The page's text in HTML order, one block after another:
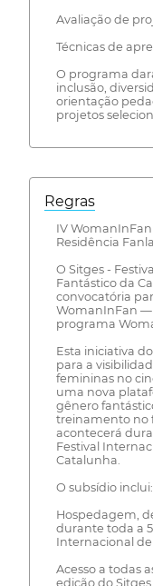
Avaliação de
Técnicas de
O programa
inclusão,
orientação
projetos
Regras
IV
Residência
O Sitges -
Fantástico da
convocatória
WomanInFan —
programa
Esta iniciativa
para a
femininas no
uma nova
gênero
treinamento no
acontecerá
Festival
Catalunha.
O subsídio inclui:
Hospedagem,
durante toda a
Internacional
Acesso a todas
edição do